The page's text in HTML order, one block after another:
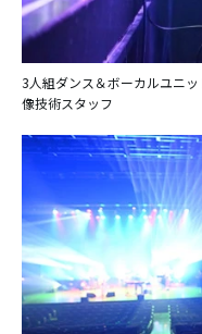
3人組ダンス＆ボーカルユニ
像技術スタッフ